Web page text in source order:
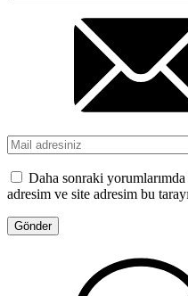
Daha sonraki yorumlarımda
adresim ve site adresim bu